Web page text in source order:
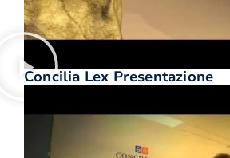
Concilia Lex Presentazione